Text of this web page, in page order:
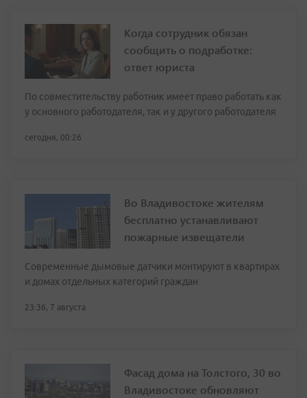
Когда сотрудник обязан
сообщить о подработке:
ответ юриста
По совместительству работник имеет право работать как
у основного работодателя, так и у другого работодателя
сегодня, 00:26
Во Владивостоке жителям
бесплатно устанавливают
пожарные извещатели
Современные дымовые датчики монтируют в квартирах
и домах отдельных категорий граждан
23:36, 7 августа
Фасад дома на Толстого, 30 во
Владивостоке обновляют